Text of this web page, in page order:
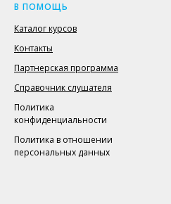
В ПОМОЩЬ
Каталог курсов
Контакты
Партнерская программа
Справочник слушателя
Политика
конфиденциальности
Политика в отношении
персональных данных